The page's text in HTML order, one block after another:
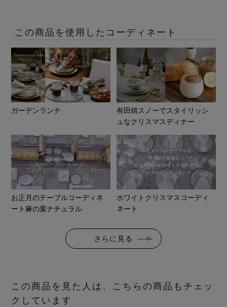
この商品を使用したコーディネート
ガーデンランチ
有田焼スノーでスタイリッシ
ュなクリスマスディナー
お正月のテーブルコーディネ
ート麻の葉ナチュラル
ホワイトクリスマスコーディ
ネート
さらに見る
この商品を見た人は、こちらの商品もチェッ
クしています